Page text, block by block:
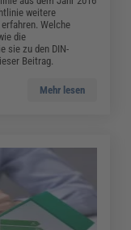
weitere
Welche
die
sie zu den DIN-
Beitrag.
Mehr lesen